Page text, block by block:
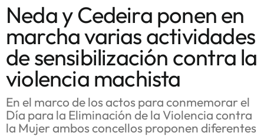
Tendencias
Memoria Histórica
Gastronomía
Escenarios
Neda y Cedeira ponen en
marcha varias actividades
de sensibilización contra la
violencia machista
En el marco de los actos para conmemorar el
Día para la Eliminación de la Violencia contra
la Mujer ambos concellos proponen diferentes